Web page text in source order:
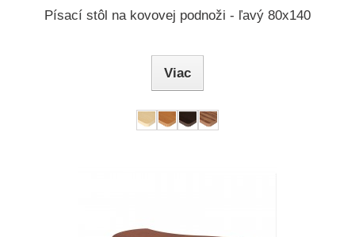
Písací stôl na kovovej podnoži - ľavý 80x140
Viac